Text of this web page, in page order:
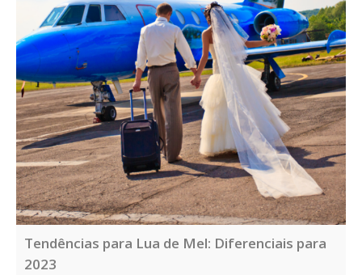
Tendências para Lua de Mel: Diferenciais para
2023